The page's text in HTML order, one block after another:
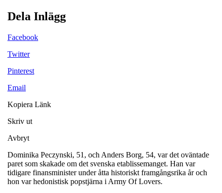
Dela Inlägg
Facebook
Twitter
Pinterest
Email
Kopiera Länk
Skriv ut
Avbryt
Dominika Peczynski, 51, och Anders Borg, 54, var det oväntade
paret som skakade om det svenska etablissemanget. Han var
tidigare finansminister under åtta historiskt framgångsrika år och
hon var hedonistisk popstjärna i Army Of Lovers.